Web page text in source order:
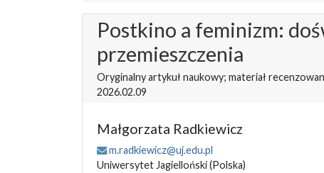
Postkino a feminizm:
przemieszczenia
Oryginalny artykuł naukowy; materiał
2026.02.09
Małgorzata Radkiewicz
m.radkiewicz@uj.edu.pl
Uniwersytet Jagielloński(Polska)